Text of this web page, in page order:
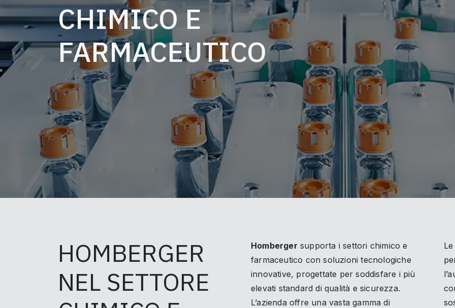
CHIMICO E
FARMACEUTICO
HOMBERGER
NEL SETTORE
Homberger supporta i settori chimico e
farmaceutico con soluzioni tecnologiche
innovative, progettate per soddisfare i più
elevati standard di qualità e sicurezza.
L’azienda offre una vasta gamma di